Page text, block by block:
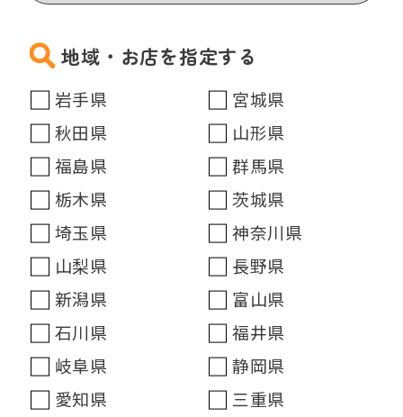
地域・お店を指定する
岩手県
宮城県
秋田県
山形県
福島県
群馬県
栃木県
茨城県
埼玉県
神奈川県
山梨県
長野県
新潟県
富山県
石川県
福井県
岐阜県
静岡県
愛知県
三重県